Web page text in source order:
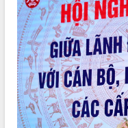
Xã Ea Kar bước chuyển mình
công tác cải cách hành chính mô
mới
UBND tỉnh họp báo định kỳ tháng
năm 2026
Hội thảo khoa học “Giải pháp
phát triển nền kinh tế xanh tại
Đắk Lắk”